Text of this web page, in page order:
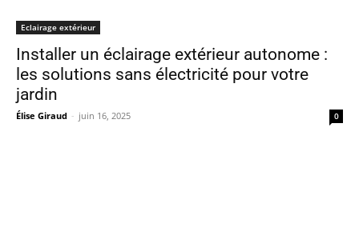
Eclairage extérieur
Installer un éclairage extérieur autonome :
les solutions sans électricité pour votre
jardin
Élise Giraud - juin 16, 2025 0